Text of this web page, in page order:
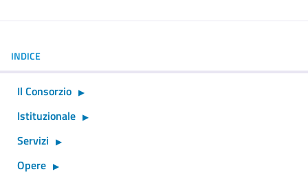
INDICE
Il Consorzio
Istituzionale
Servizi
Opere